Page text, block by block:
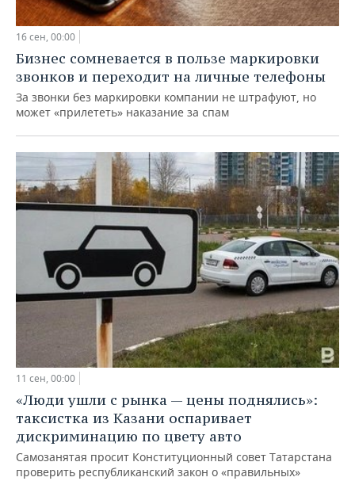
16 сен, 00:00
Бизнес сомневается в пользе маркировки
звонков и переходит на личные телефоны
За звонки без маркировки компании не штрафуют, но
может «прилететь» наказание за спам
11 сен, 00:00
«Люди ушли с рынка — цены поднялись»:
таксистка из Казани оспаривает
дискриминацию по цвету авто
Самозанятая просит Конституционный совет Татарстана
проверить республиканский закон о «правильных»